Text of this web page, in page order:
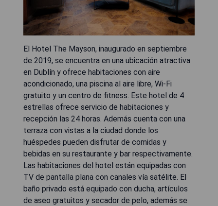
El Hotel The Mayson, inaugurado en septiembre
de 2019, se encuentra en una ubicación atractiva
en Dublín y ofrece habitaciones con aire
acondicionado, una piscina al aire libre, Wi-Fi
gratuito y un centro de fitness. Este hotel de 4
estrellas ofrece servicio de habitaciones y
recepción las 24 horas. Además cuenta con una
terraza con vistas a la ciudad donde los
huéspedes pueden disfrutar de comidas y
bebidas en su restaurante y bar respectivamente.
Las habitaciones del hotel están equipadas con
TV de pantalla plana con canales vía satélite. El
baño privado está equipado con ducha, artículos
de aseo gratuitos y secador de pelo, además se